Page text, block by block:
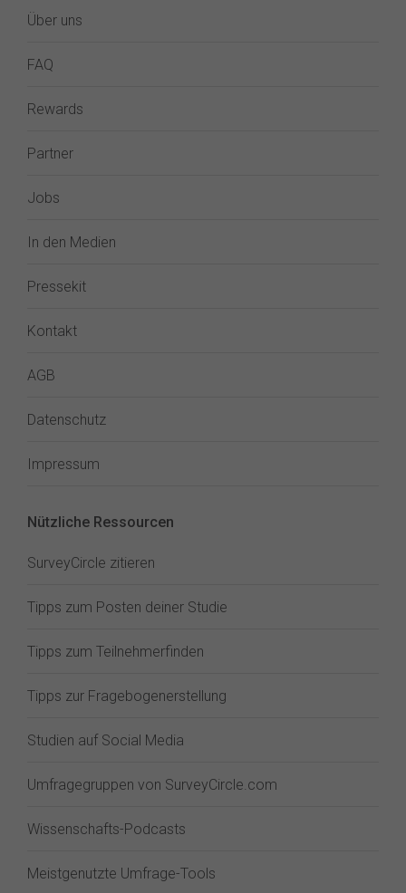
Über uns
FAQ
Rewards
Partner
Jobs
In den Medien
Pressekit
Kontakt
AGB
Datenschutz
Impressum
Nützliche Ressourcen
SurveyCircle zitieren
Tipps zum Posten deiner Studie
Tipps zum Teilnehmerfinden
Tipps zur Fragebogenerstellung
Studien auf Social Media
Umfragegruppen von SurveyCircle.com
Wissenschafts-Podcasts
Meistgenutzte Umfrage-Tools